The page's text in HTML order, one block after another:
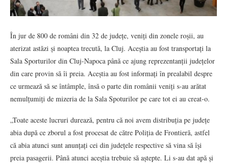
În jur de 800 de români din 32 de județe, veniți din zonele roșii, au
aterizat astăzi și noaptea trecută, la Cluj. Aceștia au fost transportați la
Sala Sporturilor din Cluj-Napoca până ce ajung reprezentanții județelor
din care provin să îi preia. Aceștia au fost informați în prealabil despre
ce urmează să se întâmple, însă o parte din românii veniți s-au arătat
nemulțumiți de mizeria de la Sala Spoturilor pe care tot ei au creat-o.
„Toate aceste lucruri durează, pentru că noi avem distribuția pe județe
abia după ce zborul a fost procesat de către Poliția de Frontieră, astfel
că abia atunci sunt anunțați cei din județele respective să vina să își
preia pasagerii. Până atunci aceștia trebuie să aștepte. Li s-au dat apă și